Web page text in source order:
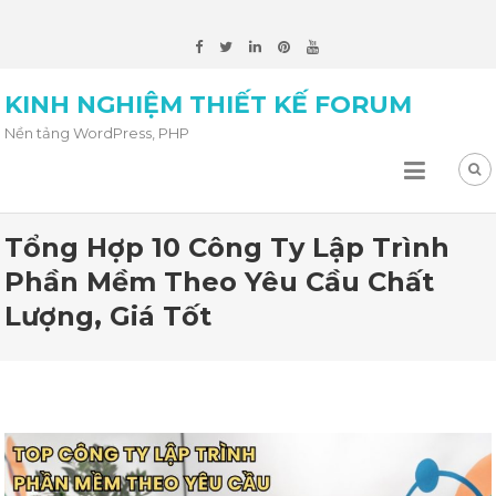
KINH NGHIỆM THIẾT KẾ FORUM
Nền tảng WordPress, PHP
Tổng Hợp 10 Công Ty Lập Trình
Phần Mềm Theo Yêu Cầu Chất
Lượng, Giá Tốt